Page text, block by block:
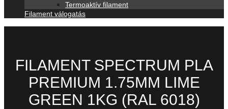
Termoaktív filament
Filament válogatás
FILAMENT SPECTRUM PLA
PREMIUM 1.75MM LIME
GREEN 1KG (RAL 6018)